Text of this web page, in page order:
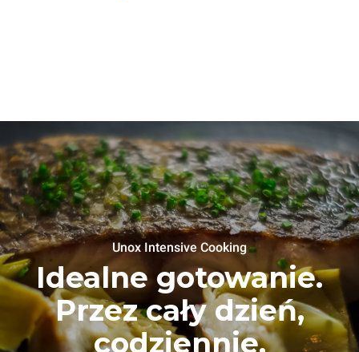
Unox Intensive Cooking
Idealne gotowanie.
Przez cały dzień,
codziennie.